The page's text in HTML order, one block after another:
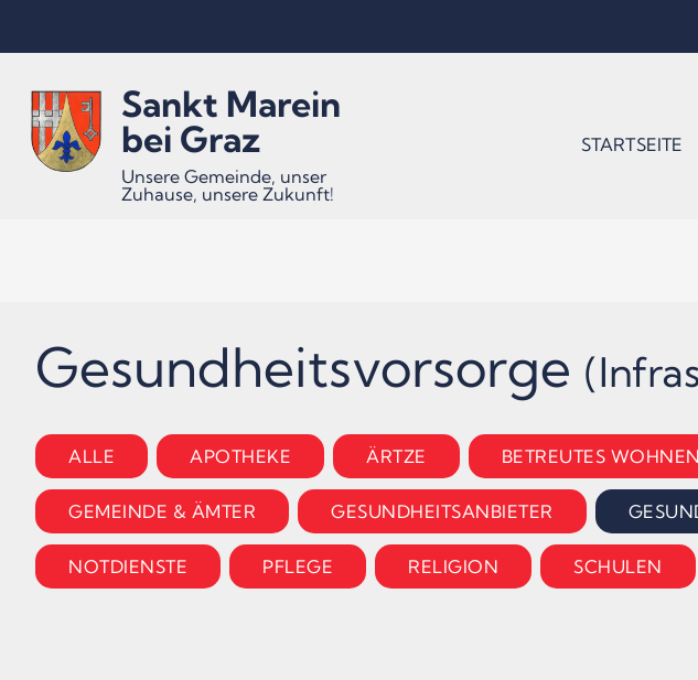
Inhalt
Accesskey
Hauptmenü
Accesskey
Quicklinks
Accesskey
Sankt Marein
bei Graz
Unsere Gemeinde, unser
Zuhause, unsere Zukunft!
STARTSEITE
Gesundheitsvorsorge
ALLE APOTHEKE ÄRTZE BETREUTES WOHNEN
GEMEINDE & ÄMTER GESUNDHEITSANBIETER
NOTDIENSTE PFLEGE RELIGION SCHULEN